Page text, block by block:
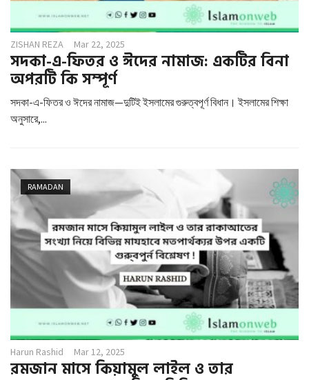
ZISHAN REZA Mar 22, 2025
সদকা-এ-ফিতর ও ঈদের নামাজ: একটির বিনা
অপরটি কি সম্পূর্ণ
সদকা-এ-ফিতর ও ঈদের নামাজ—দুটিই ইসলামের গুরুত্বপূর্ণ বিধান। ইসলামের শিক্ষা
অনুসারে,...
RAMADAN
Harun Rashid Mar 12, 2025
রমজান মাসে কিয়ামুল লাইল ও তার